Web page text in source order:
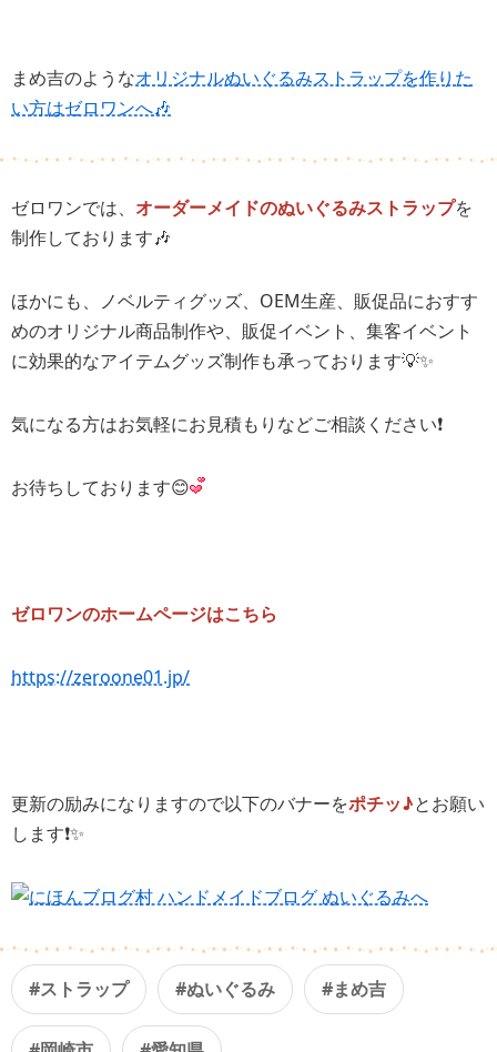
まめ吉のようなオリジナルぬいぐるみストラップを作りた
い方はゼロワンへ🎶
ゼロワンでは、 オーダーメイドのぬいぐるみストラップを
制作しております🎶
ほかにも、ノベルティグッズ、OEM生産、販促品におすす
めのオリジナル商品制作や、販促イベント、集客イベント
に効果的なアイテムグッズ制作も承っております💡✨
気になる方はお気軽にお見積もりなどご相談ください❗️
お待ちしております😊
ゼロワンのホームページはこちら
https://zeroone01.jp/
更新の励みになりますので以下のバナーをポチッ♪とお願い
します❗️✨
#ストラップ #ぬいぐるみ #まめ吉